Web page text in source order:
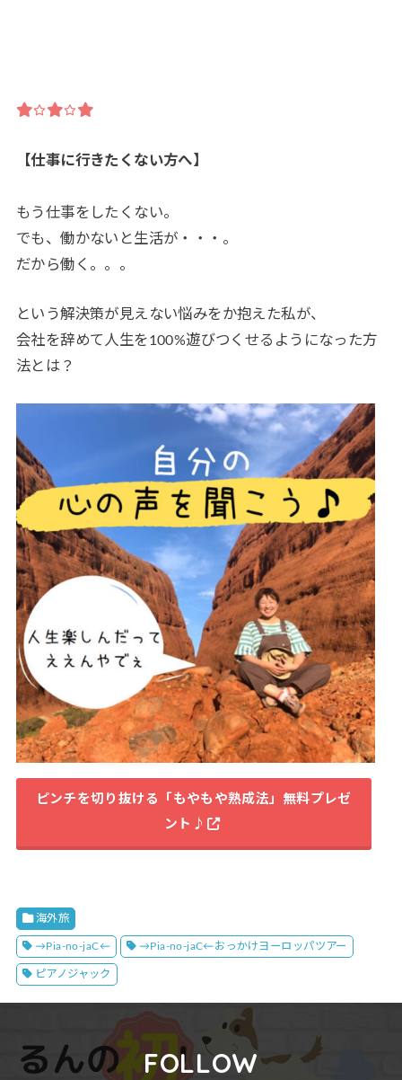
【仕事に行きたくない方へ】
もう仕事をしたくない。
でも、働かないと生活が・・・。
だから働く。。。
という解決策が見えない悩みをか抱えた私が、
会社を辞めて人生を100%遊びつくせるようになった方
法とは？
ピンチを切り抜ける「もやもや熟成法」無料プレゼ
ント♪
海外旅
→Pia-no-jaC← →Pia-no-jaC←おっかけヨーロッパツアー
ピアノジャック
FOLLOW